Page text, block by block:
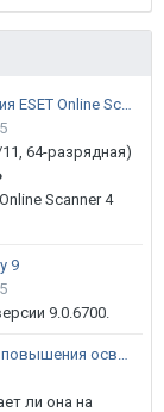
Новая версия бесплатного приложения ESET Online Scanner доступна пользователям
64-разрядная)
Scanner 4
9
9.0.6700.
Тестирование Phishman 2.35, системы повышения осведомлённости пользователей в сфере ИБ
ли она на